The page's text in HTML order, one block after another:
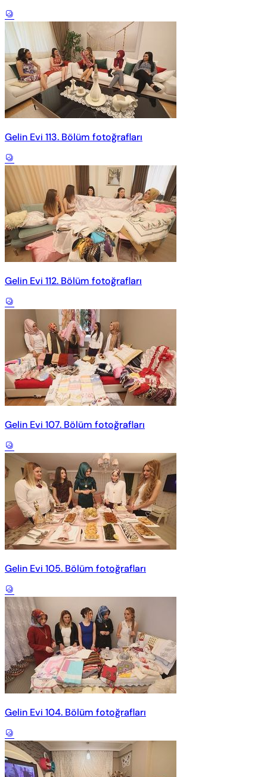
Gelin Evi 113. Bölüm fotoğrafları
Gelin Evi 112. Bölüm fotoğrafları
Gelin Evi 107. Bölüm fotoğrafları
Gelin Evi 105. Bölüm fotoğrafları
Gelin Evi 104. Bölüm fotoğrafları